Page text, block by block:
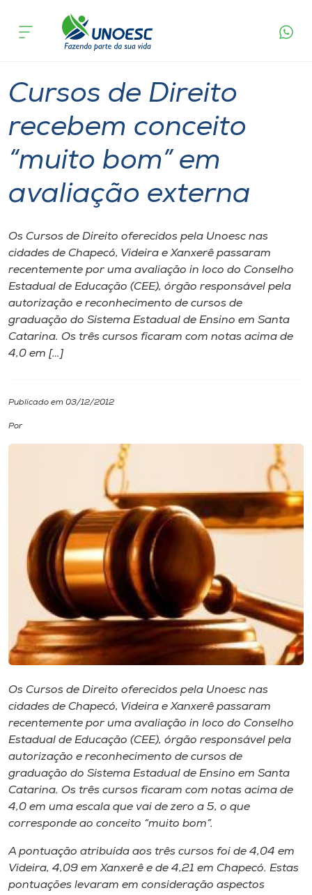
Cursos
Atendimento ao Estudante
Portal de Ensino
A
Internacionalização
I.nova
Cultura
Biblioteca
Editora
Rádio
Museu
Store
Selecione
o idioma
A+
acontece
Cursos de Direito
recebem conceito
“muito bom” em
avaliação externa
Os Cursos de Direito oferecidos pela Unoesc nas
cidades de Chapecó, Videira e Xanxerê passaram
recentemente por uma avaliação in loco do Conselho
Estadual de Educação (CEE), órgão responsável pela
autorização e reconhecimento de cursos de
graduação do Sistema Estadual de Ensino em Santa
Catarina. Os três cursos ficaram com notas acima de
4,0 em […]
Publicado em 03/12/2012
Por
Os Cursos de Direito oferecidos pela Unoesc nas
cidades de Chapecó, Videira e Xanxerê passaram
recentemente por uma avaliação in loco do Conselho
Estadual de Educação (CEE), órgão responsável pela
autorização e reconhecimento de cursos de
graduação do Sistema Estadual de Ensino em Santa
Catarina. Os três cursos ficaram com notas acima de
4,0 em uma escala que vai de zero a 5, o que
corresponde ao conceito “muito bom”.
A pontuação atribuída aos três cursos foi de 4,04 em
Videira, 4,09 em Xanxerê e de 4,21 em Chapecó. Estas
pontuações levaram em consideração aspectos